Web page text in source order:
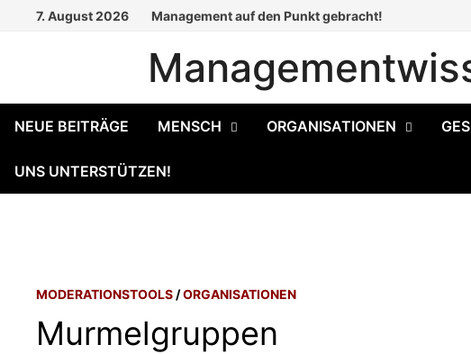
7. August 2026 Management auf den Punkt gebracht!
NEUE BEITRÄGE MENSCH ORGANISATIONEN
UNS UNTERSTÜTZEN!
MODERATIONSTOOLS /ORGANISATIONEN
Murmelgruppen